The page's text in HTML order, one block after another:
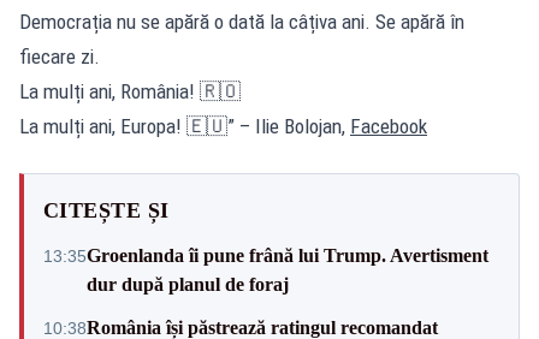
Democrația nu se apără o dată la câțiva ani. Se apără în
fiecare zi.
La mulți ani, România! 🇷🇴
La mulți ani, Europa! 🇪🇺” – Ilie Bolojan, Facebook
CITEȘTE ȘI
13:35Groenlanda îi pune frână lui Trump. Avertisment
dur după planul de foraj
10:38România își păstrează ratingul recomandat